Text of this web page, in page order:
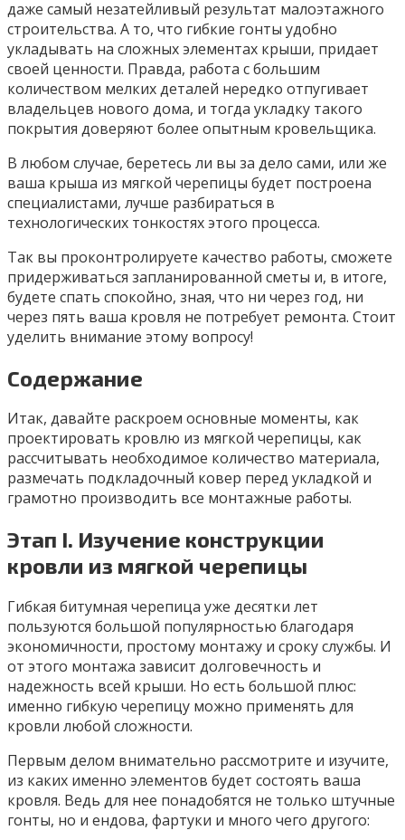
даже самый незатейливый результат малоэтажного
строительства. А то, что гибкие гонты удобно
укладывать на сложных элементах крыши, придает
своей ценности. Правда, работа с большим
количеством мелких деталей нередко отпугивает
владельцев нового дома, и тогда укладку такого
покрытия доверяют более опытным кровельщика.
В любом случае, беретесь ли вы за дело сами, или же
ваша крыша из мягкой черепицы будет построена
специалистами, лучше разбираться в
технологических тонкостях этого процесса.
Так вы проконтролируете качество работы, сможете
придерживаться запланированной сметы и, в итоге,
будете спать спокойно, зная, что ни через год, ни
через пять ваша кровля не потребует ремонта. Стоит
уделить внимание этому вопросу!
Содержание
Итак, давайте раскроем основные моменты, как
проектировать кровлю из мягкой черепицы, как
рассчитывать необходимое количество материала,
размечать подкладочный ковер перед укладкой и
грамотно производить все монтажные работы.
Этап I. Изучение конструкции
кровли из мягкой черепицы
Гибкая битумная черепица уже десятки лет
пользуются большой популярностью благодаря
экономичности, простому монтажу и сроку службы. И
от этого монтажа зависит долговечность и
надежность всей крыши. Но есть большой плюс:
именно гибкую черепицу можно применять для
кровли любой сложности.
Первым делом внимательно рассмотрите и изучите,
из каких именно элементов будет состоять ваша
кровля. Ведь для нее понадобятся не только штучные
гонты, но и ендова, фартуки и много чего другого: